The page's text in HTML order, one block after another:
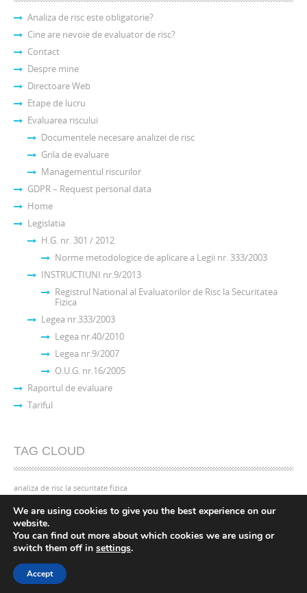
Analiza de risc este obligatorie?
Cine are nevoie de evaluator de risc?
Contact
Despre mine
Directoare Web
Etape de lucru
Evaluarea riscului
Documentele necesare analizei de risc
Grila de evaluare
Managementul riscurilor
GDPR – Request personal data
Home
Legislatia
H.G. nr. 301 / 2012
Norme metodologice de aplicare a Legii nr. 333/2003
INSTRUCTIUNI nr.9/2013
Registrul National al Evaluatorilor de Risc la Securitatea
Fizica
Legea nr.333/2003
Legea nr.40/2010
Legea nr.9/2007
O.U.G. nr.16/2005
Raportul de evaluare
Tariful
TAG CLOUD
analiza de risc la securitate fizica
Theme created by
We are using cookies to give you the best experience on our
website.
You can find out more about which cookies we are using or
switch them off in settings.
Accept